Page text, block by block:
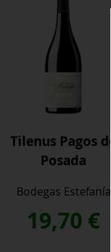
Tilenus Pagos de
Posada
Bodegas Estefanía
19,70 €